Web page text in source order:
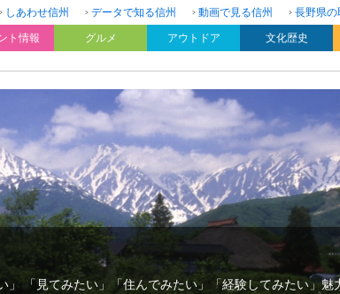
しあわせ信州 データで知る信州 動画で見る信州 長野県
ト情報 グルメ アウトドア 文化歴史
「見てみたい」「住んでみたい」「経験してみたい」魅